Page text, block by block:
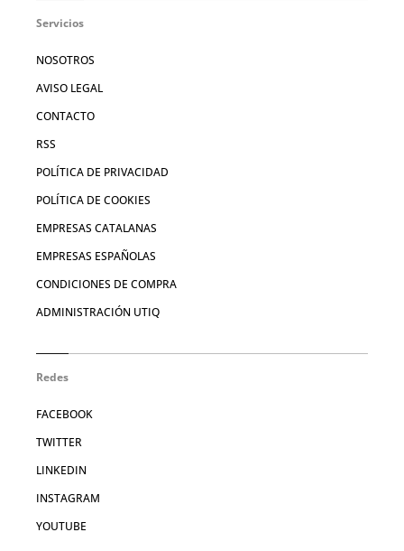
Servicios
NOSOTROS
AVISO LEGAL
CONTACTO
RSS
POLÍTICA DE PRIVACIDAD
POLÍTICA DE COOKIES
EMPRESAS CATALANAS
EMPRESAS ESPAÑOLAS
CONDICIONES DE COMPRA
ADMINISTRACIÓN UTIQ
Redes
FACEBOOK
TWITTER
LINKEDIN
INSTAGRAM
YOUTUBE